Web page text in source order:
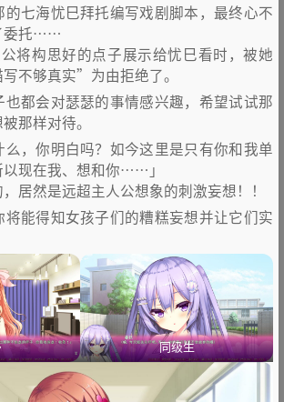
的七海忧巳拜托编写戏剧脚本，最终心不
委托……
将构思好的点子展示给忧巳看时，被她
不够真实”为由拒绝了。
都会对瑟瑟的事情感兴趣，希望试试那
那样对待。
么，你明白吗？如今这里是只有你和我单
现在我、想和你……」
居然是远超主人公想象的刺激妄想！！
能得知女孩子们的糟糕妄想并让它们实
同级生